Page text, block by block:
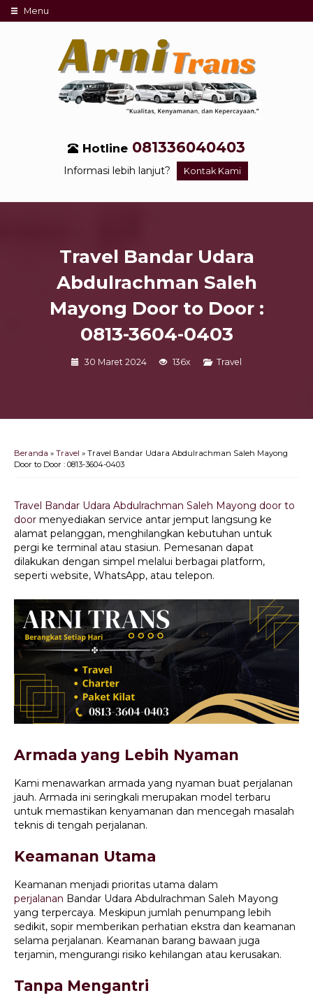
Menu
Hotline 081336040403
Informasi lebih lanjut? Kontak Kami
Travel Bandar Udara
Abdulrachman Saleh
Mayong Door to Door :
0813-3604-0403
30 Maret 2024 136x Travel
Beranda » Travel » Travel Bandar Udara Abdulrachman Saleh Mayong
Door to Door : 0813-3604-0403
Travel Bandar Udara Abdulrachman Saleh Mayong door to
door menyediakan service antar jemput langsung ke
alamat pelanggan, menghilangkan kebutuhan untuk
pergi ke terminal atau stasiun. Pemesanan dapat
dilakukan dengan simpel melalui berbagai platform,
seperti website, WhatsApp, atau telepon.
Armada yang Lebih Nyaman
Kami menawarkan armada yang nyaman buat perjalanan
jauh. Armada ini seringkali merupakan model terbaru
untuk memastikan kenyamanan dan mencegah masalah
teknis di tengah perjalanan.
Keamanan Utama
Keamanan menjadi prioritas utama dalam
perjalanan Bandar Udara Abdulrachman Saleh Mayong
yang terpercaya. Meskipun jumlah penumpang lebih
sedikit, sopir memberikan perhatian ekstra dan keamanan
selama perjalanan. Keamanan barang bawaan juga
terjamin, mengurangi risiko kehilangan atau kerusakan.
Tanpa Mengantri